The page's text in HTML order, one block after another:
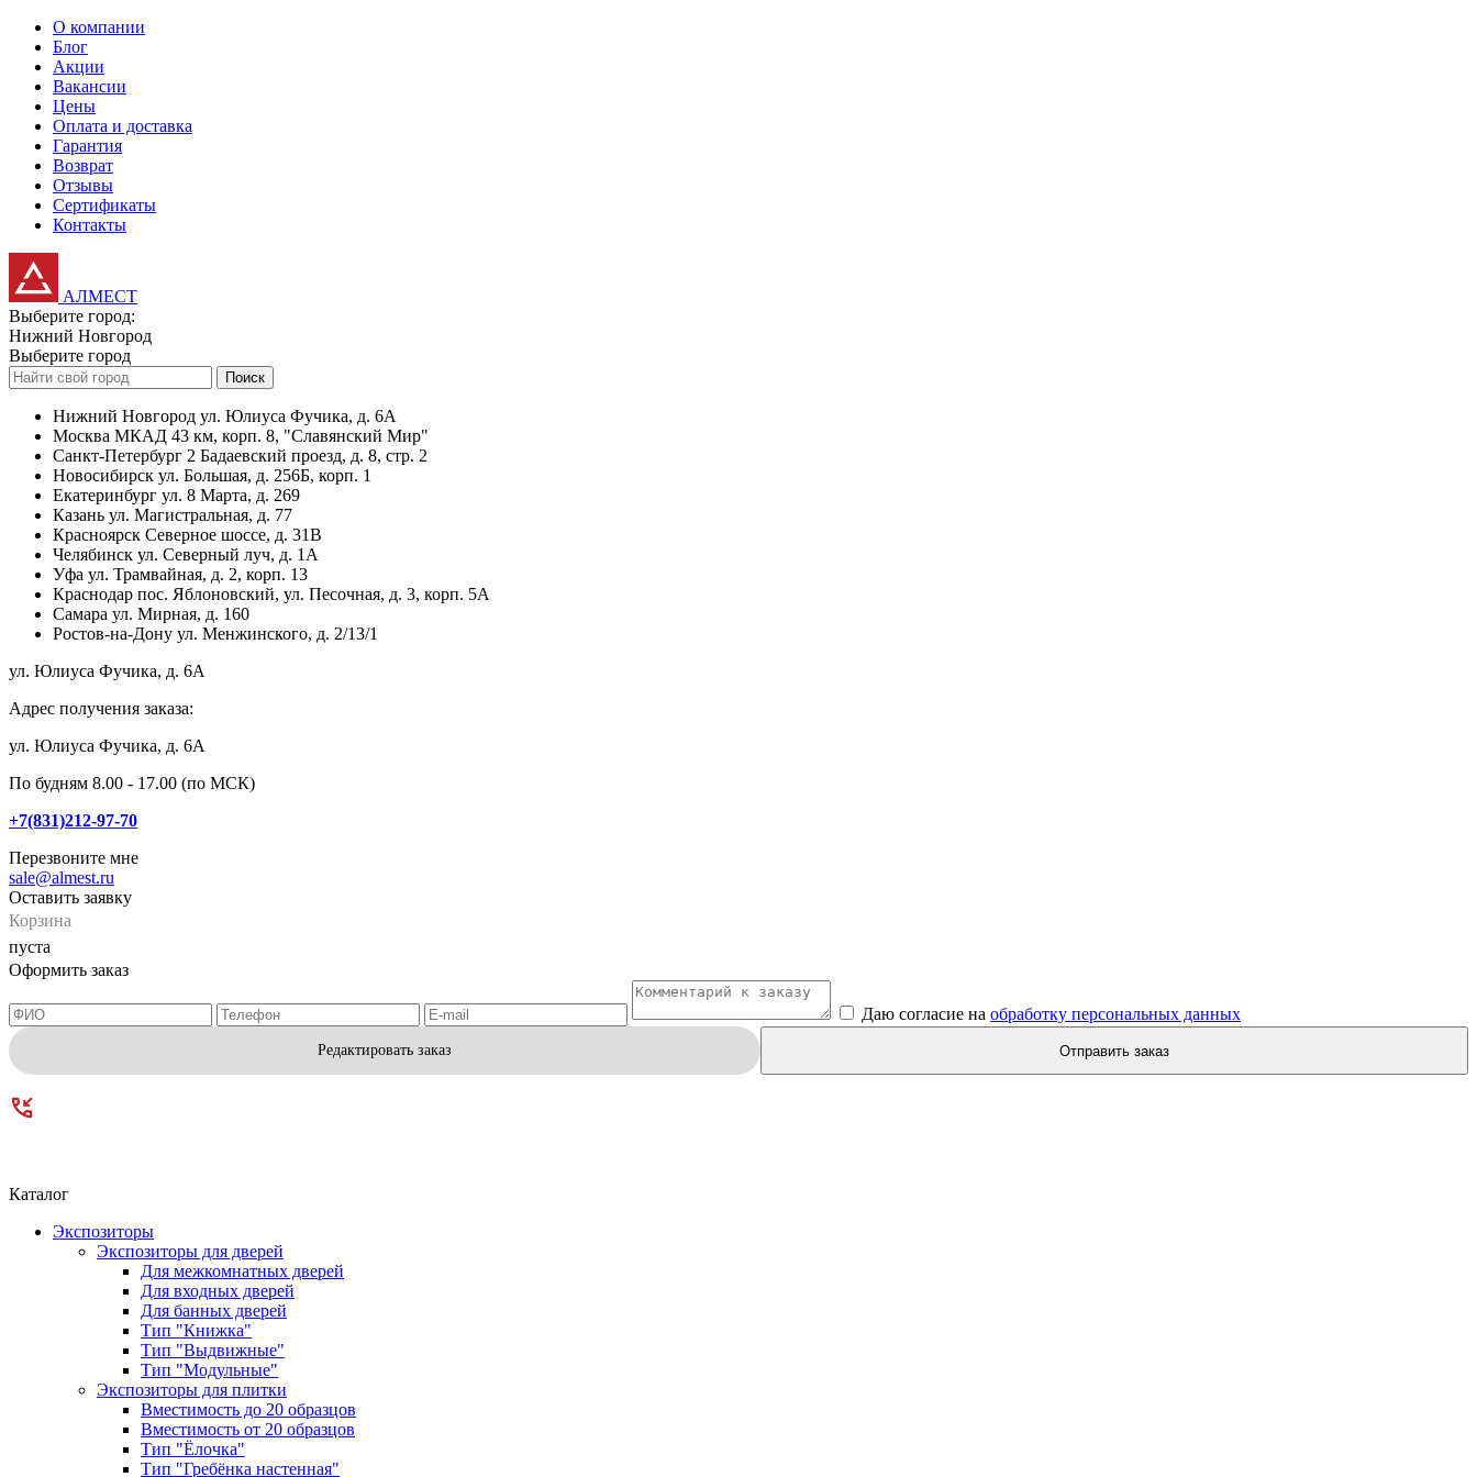
О компании
Блог
Акции
Вакансии
Цены
Оплата и доставка
Гарантия
Возврат
Отзывы
Сертификаты
Контакты
АЛМЕСТ
Выберите город:
Нижний Новгород
Выберите город
Поиск
Нижний Новгород ул. Юлиуса Фучика, д. 6А
Москва МКАД 43 км, корп. 8, "Славянский Мир"
Санкт-Петербург 2 Бадаевский проезд, д. 8, стр. 2
Новосибирск ул. Большая, д. 256Б, корп. 1
Екатеринбург ул. 8 Марта, д. 269
Казань ул. Магистральная, д. 77
Красноярск Северное шоссе, д. 31В
Челябинск ул. Северный луч, д. 1А
Уфа ул. Трамвайная, д. 2, корп. 13
Краснодар пос. Яблоновский, ул. Песочная, д. 3, корп. 5А
Самара ул. Мирная, д. 160
Ростов-на-Дону ул. Менжинского, д. 2/13/1
ул. Юлиуса Фучика, д. 6А
Адрес получения заказа:
ул. Юлиуса Фучика, д. 6А
По будням 8.00 - 17.00 (по МСК)
+7(831)212-97-70
Перезвоните мне
sale@almest.ru
Оставить заявку
Корзина
пуста
Оформить заказ
Даю согласие на обработку персональных данных
Редактировать заказ Отправить заказ
Каталог
Экспозиторы
Экспозиторы для дверей
Для межкомнатных дверей
Для входных дверей
Для банных дверей
Тип "Книжка"
Тип "Выдвижные"
Тип "Модульные"
Экспозиторы для плитки
Вместимость до 20 образцов
Вместимость от 20 образцов
Тип "Ёлочка"
Тип "Гребёнка настенная"